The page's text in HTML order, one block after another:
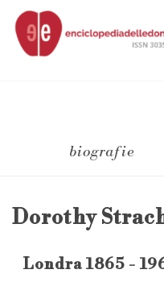
biografie
Dorothy
Londra 1865 -